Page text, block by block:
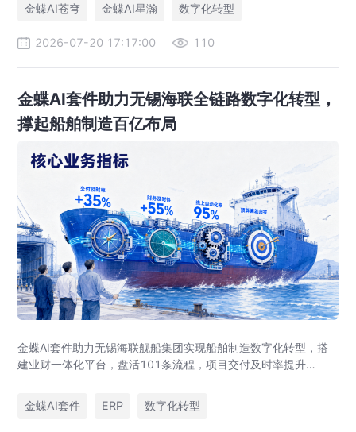
金蝶AI苍穹
金蝶AI星瀚 数字化转型
2026-07-20 17:17:00 110
金蝶AI套件助力无锡海联全链路数字化转型，
撑起船舶制造百亿布局
金蝶AI套件助力无锡海联舰船集团实现船舶制造数字化转型，搭
建业财一体化平台，盘活101条流程，项目交付及时率提升
迁。
金蝶AI套件 ERP 数字化转型